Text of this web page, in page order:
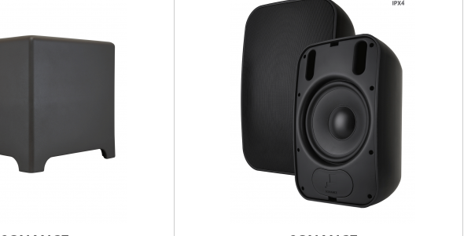
Format cabinet
410x410x410mm
PS-S83WT-B
IPX4
8Ω/70V/100V
Vendu à l'unité